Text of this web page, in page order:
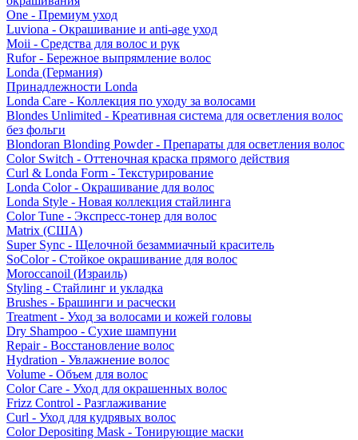
One - Премиум уход
Luviona - Окрашивание и anti-age уход
Moii - Средства для волос и рук
Rufor - Бережное выпрямление волос
Londa (Германия)
Принадлежности Londa
Londa Care - Коллекция по уходу за волосами
Blondes Unlimited - Креативная система для осветления волос
без фольги
Blondoran Blonding Powder - Препараты для осветления волос
Color Switch - Оттеночная краска прямого действия
Curl & Londa Form - Текстурирование
Londa Color - Окрашивание для волос
Londa Style - Новая коллекция стайлинга
Color Tune - Экспресс-тонер для волос
Matrix (США)
Super Sync - Щелочной безаммиачный краситель
SoColor - Стойкое окрашивание для волос
Moroccanoil (Израиль)
Styling - Стайлинг и укладка
Brushes - Брашинги и расчески
Treatment - Уход за волосами и кожей головы
Dry Shampoo - Сухие шампуни
Repair - Восстановление волос
Hydration - Увлажнение волос
Volume - Объем для волос
Color Care - Уход для окрашенных волос
Frizz Control - Разглаживание
Curl - Уход для кудрявых волос
Color Depositing Mask - Тонирующие маски